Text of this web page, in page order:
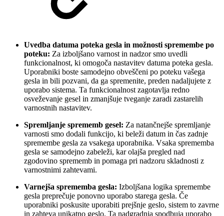
Uvedba datuma poteka gesla in možnosti spremembe po
poteku: Za izboljšano varnost in nadzor smo uvedli
funkcionalnost, ki omogoča nastavitev datuma poteka gesla.
Uporabniki boste samodejno obveščeni po poteku vašega
gesla in bili pozvani, da ga spremenite, preden nadaljujete z
uporabo sistema. Ta funkcionalnost zagotavlja redno
osveževanje gesel in zmanjšuje tveganje zaradi zastarelih
varnostnih nastavitev.
Spremljanje sprememb gesel: Za natančnejše spremljanje
varnosti smo dodali funkcijo, ki beleži datum in čas zadnje
spremembe gesla za vsakega uporabnika. Vsaka sprememba
gesla se samodejno zabeleži, kar olajša pregled nad
zgodovino sprememb in pomaga pri nadzoru skladnosti z
varnostnimi zahtevami.
Varnejša sprememba gesla: Izboljšana logika spremembe
gesla preprečuje ponovno uporabo starega gesla. Če
uporabniki poskusite uporabiti prejšnje geslo, sistem to zavrne
in zahteva unikatno geslo. Ta nadgradnja spodbuja uporabo